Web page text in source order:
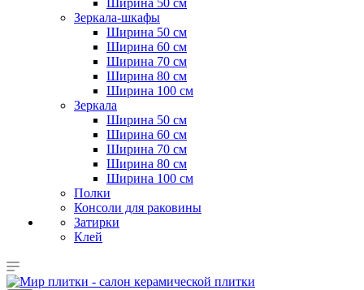
Ширина 50 см
Зеркала-шкафы
Ширина 50 см
Ширина 60 см
Ширина 70 см
Ширина 80 см
Ширина 100 см
Зеркала
Ширина 50 см
Ширина 60 см
Ширина 70 см
Ширина 80 см
Ширина 100 см
Полки
Консоли для раковины
Затирки
Клей